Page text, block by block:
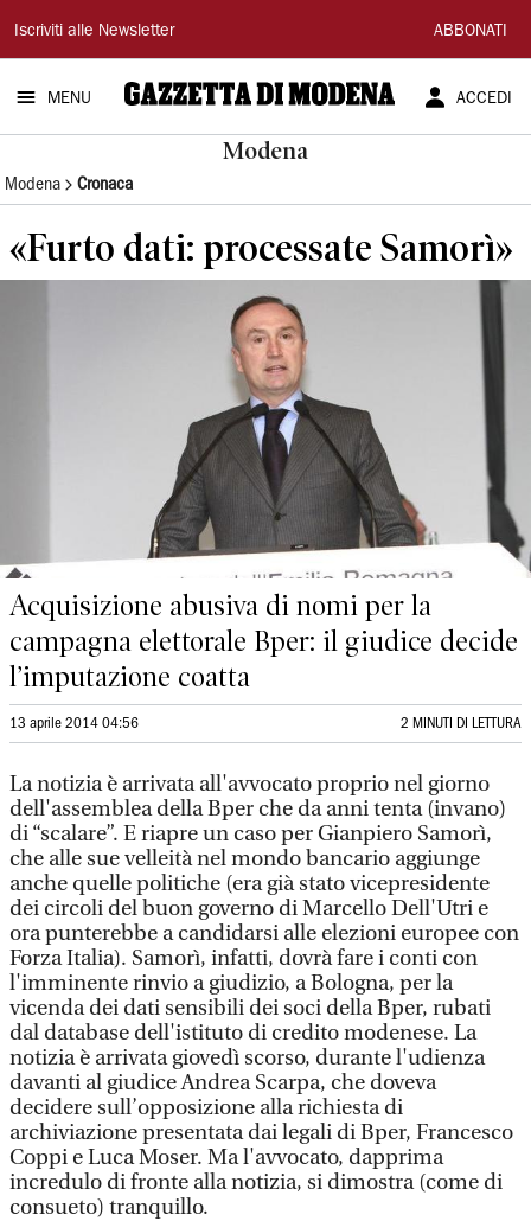
Gazzetta
di
Modena
Iscriviti alle Newsletter ABBONATI
MENU ACCEDI
Modena
Modena Cronaca
«Furto dati: processate Samorì»
Acquisizione abusiva di nomi per la
campagna elettorale Bper: il giudice decide
l’imputazione coatta
13 aprile 2014 04:56 2 MINUTI DI LETTURA
La notizia è arrivata all'avvocato proprio nel giorno
dell'assemblea della Bper che da anni tenta (invano)
di “scalare”. E riapre un caso per Gianpiero Samorì,
che alle sue velleità nel mondo bancario aggiunge
anche quelle politiche (era già stato vicepresidente
dei circoli del buon governo di Marcello Dell'Utri e
ora punterebbe a candidarsi alle elezioni europee con
Forza Italia). Samorì, infatti, dovrà fare i conti con
l'imminente rinvio a giudizio, a Bologna, per la
vicenda dei dati sensibili dei soci della Bper, rubati
dal database dell'istituto di credito modenese. La
notizia è arrivata giovedì scorso, durante l'udienza
davanti al giudice Andrea Scarpa, che doveva
decidere sull’opposizione alla richiesta di
archiviazione presentata dai legali di Bper, Francesco
Coppi e Luca Moser. Ma l'avvocato, dapprima
incredulo di fronte alla notizia, si dimostra (come di
consueto) tranquillo.